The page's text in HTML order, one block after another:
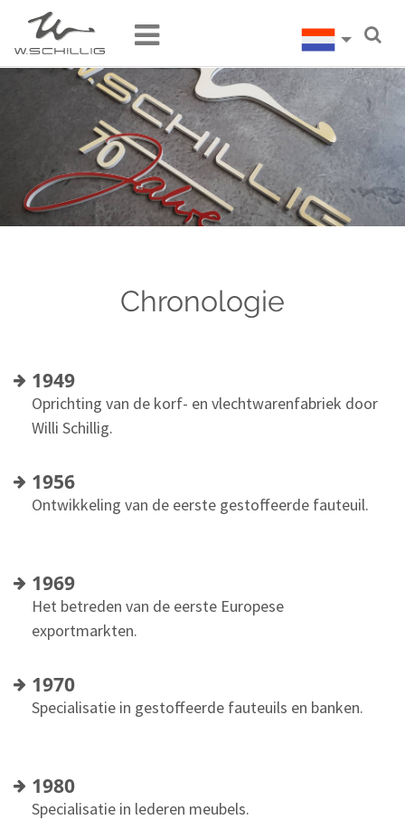
Chronologie
1949
Oprichting van de korf- en vlechtwarenfabriek door
Willi Schillig.
1956
Ontwikkeling van de eerste gestoffeerde fauteuil.
1969
Het betreden van de eerste Europese
exportmarkten.
1970
Specialisatie in gestoffeerde fauteuils en banken.
1980
Specialisatie in lederen meubels.